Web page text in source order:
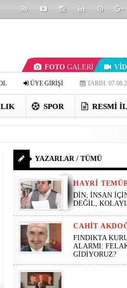
FOTO GALERİ
TARİH:
ÜYE GİRİŞİ
SPOR RESMI
YAZARLAR / TÜMÜ
HAYRI
DİN; İNSAN
DEĞİL,
CAHIT
FINDIKTA
ALARMI:
GİDİYORUZ?